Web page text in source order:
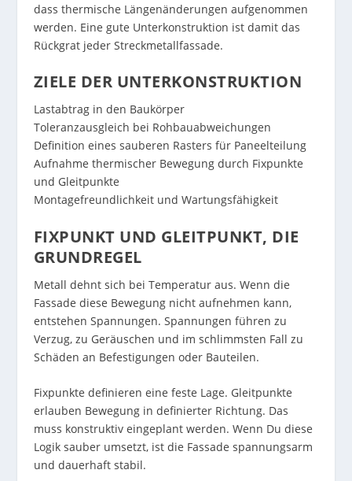
dass thermische Längenänderungen aufgenommen
werden. Eine gute Unterkonstruktion ist damit das
Rückgrat jeder Streckmetallfassade.
ZIELE DER UNTERKONSTRUKTION
Lastabtrag in den Baukörper
Toleranzausgleich bei Rohbauabweichungen
Definition eines sauberen Rasters für Paneelteilung
Aufnahme thermischer Bewegung durch Fixpunkte
und Gleitpunkte
Montagefreundlichkeit und Wartungsfähigkeit
FIXPUNKT UND GLEITPUNKT, DIE
GRUNDREGEL
Metall dehnt sich bei Temperatur aus. Wenn die
Fassade diese Bewegung nicht aufnehmen kann,
entstehen Spannungen. Spannungen führen zu
Verzug, zu Geräuschen und im schlimmsten Fall zu
Schäden an Befestigungen oder Bauteilen.
Fixpunkte definieren eine feste Lage. Gleitpunkte
erlauben Bewegung in definierter Richtung. Das
muss konstruktiv eingeplant werden. Wenn Du diese
Logik sauber umsetzt, ist die Fassade spannungsarm
und dauerhaft stabil.